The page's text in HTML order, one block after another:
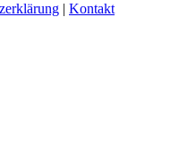
| Kontakt